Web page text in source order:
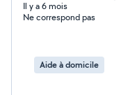
l'écoute et
sécurité des
Il y a 6 mois
Ne correspond pas
Aide à domicile